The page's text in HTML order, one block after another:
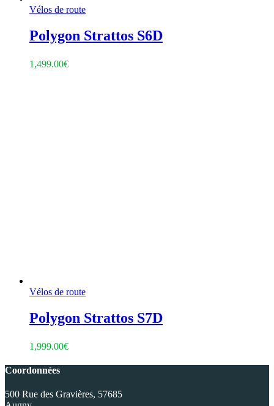
Vélos de route
Polygon Strattos S6D
1,499.00€
Vélos de route
Polygon Strattos S7D
1,999.00€
Coordonnées
500 Rue des Gravières, 57685